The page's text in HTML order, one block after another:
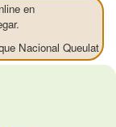
en
Nacional Queulat